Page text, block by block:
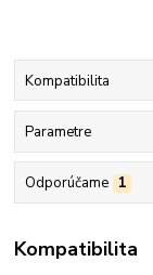
Kompatibilita
Parametre
Odporúčame 1
Kompatibilita